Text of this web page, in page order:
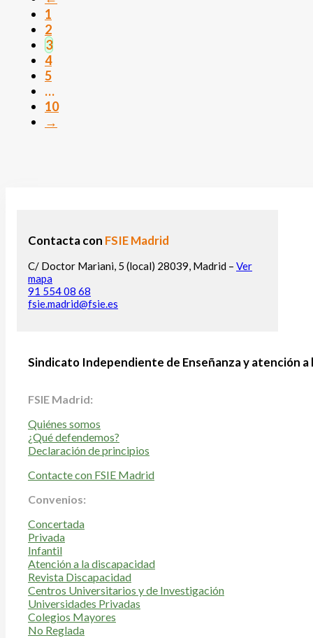
1
2
3
4
5
…
10
→
Contacta con FSIE Madrid
C/ Doctor Mariani, 5 (local) 28039, Madrid – Ver
mapa
91 554 08 68
fsie.madrid@fsie.es
Sindicato Independiente de Enseñanza y atención a
FSIE Madrid:
Quiénes somos
¿Qué defendemos?
Declaración de principios
Contacte con FSIE Madrid
Convenios:
Concertada
Privada
Infantil
Atención a la discapacidad
Revista Discapacidad
Centros Universitarios y de Investigación
Universidades Privadas
Colegios Mayores
No Reglada